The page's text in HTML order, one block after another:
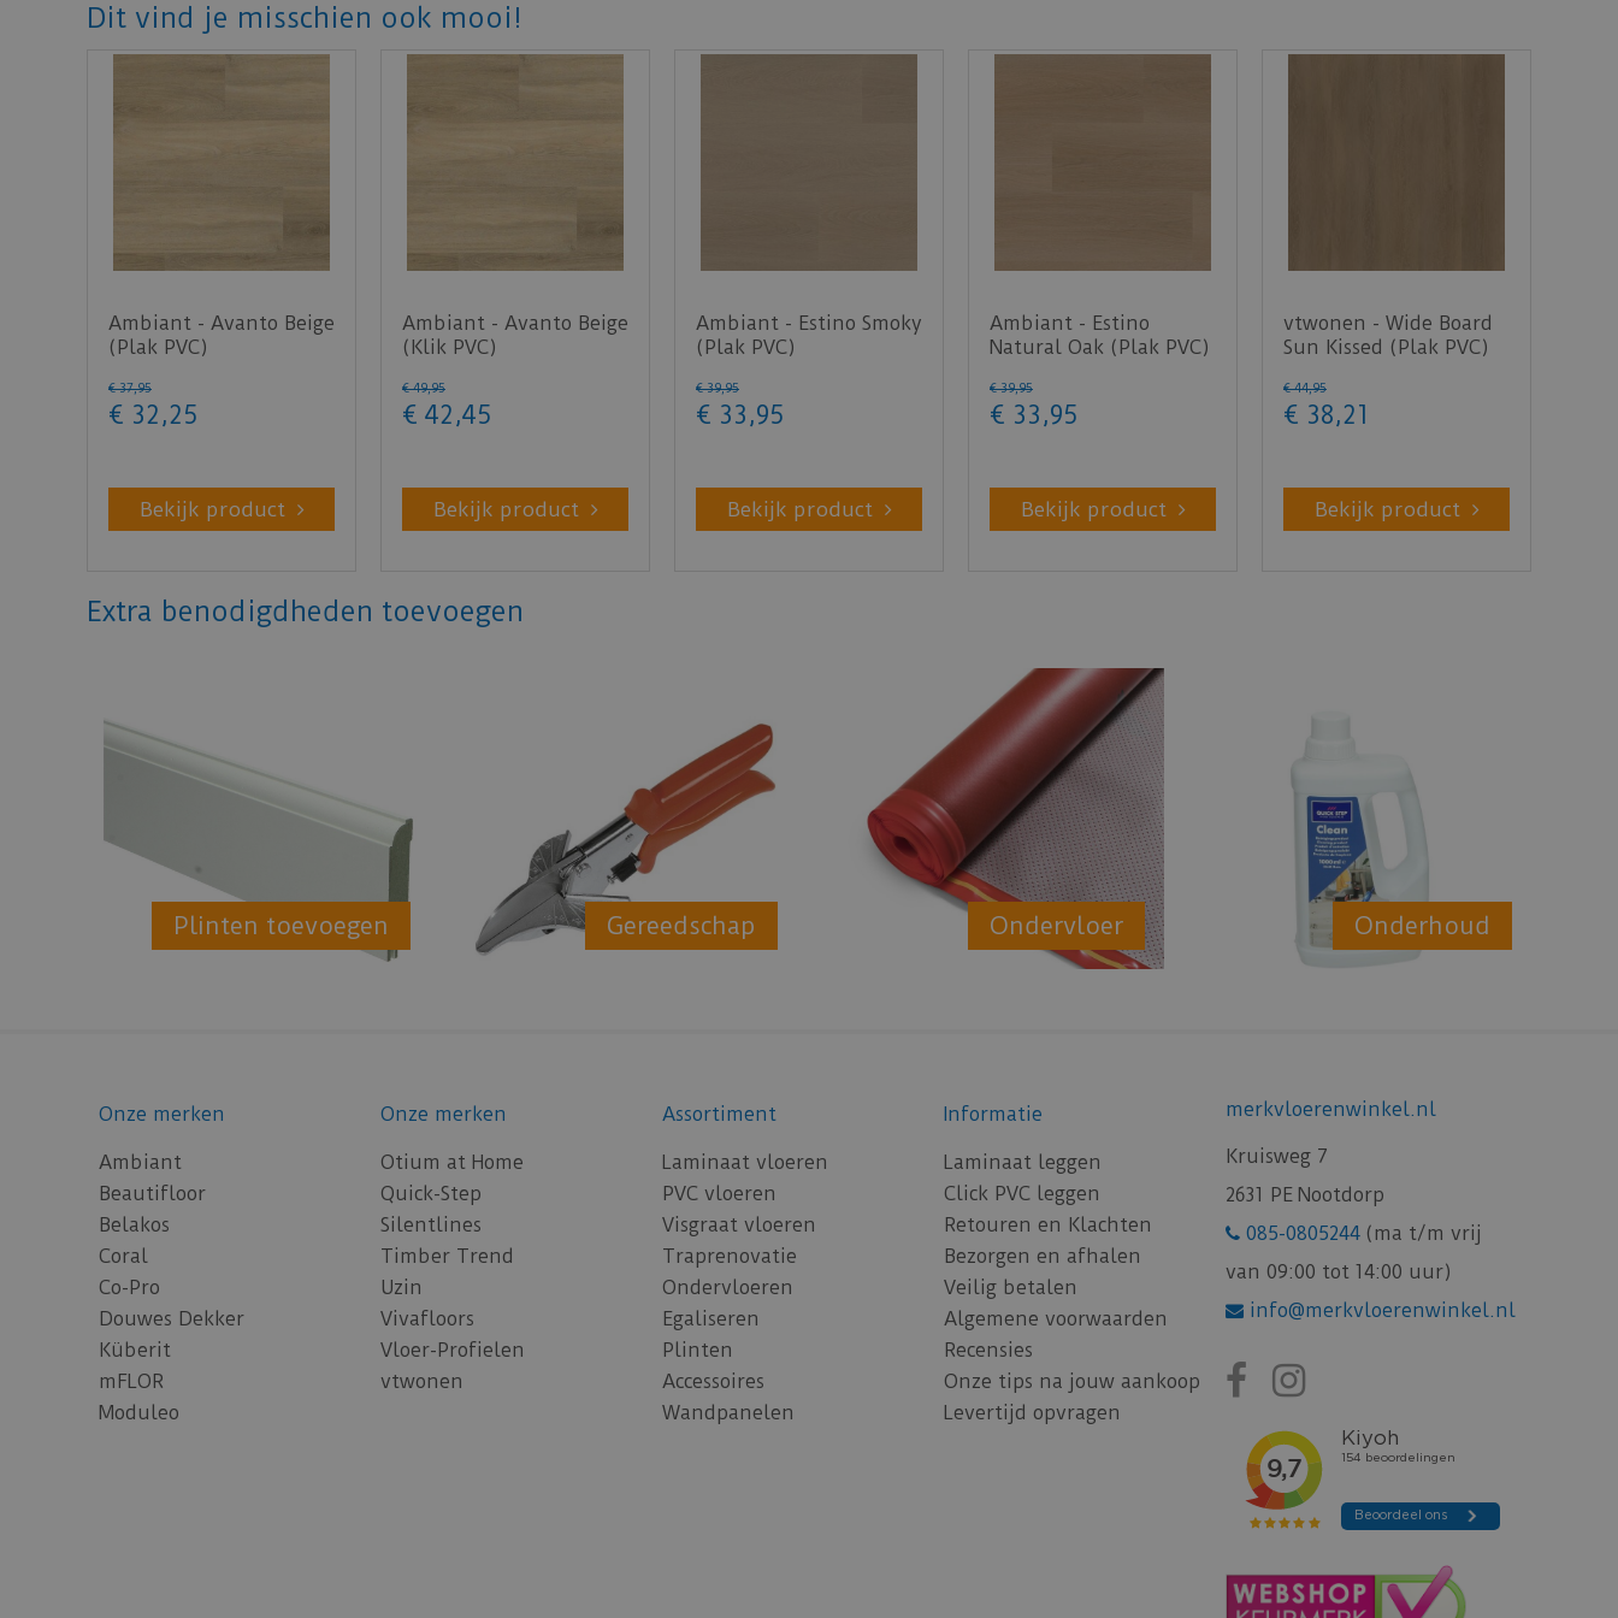
Dit vind je misschien ook mooi!
Ambiant - Avanto Beige
(Plak PVC)
€ 37,95
€ 32 ,25
Bekijk product
Ambiant - Avanto Beige
(Klik PVC)
€ 49,95
€ 42 ,45
Bekijk product
Ambiant - Estino Smoky
(Plak PVC)
€ 39,95
€ 33 ,95
Bekijk product
Ambiant - Estino
Natural Oak (Plak PVC)
€ 39,95
€ 33 ,95
Bekijk product
vtwonen - Wide Board
Sun Kissed (Plak PVC)
€ 44,95
€ 38,21
Bekijk product
Extra benodigdheden toevoegen
Plinten toevoegen Gereedschap Ondervloer Onderhoud
Onze merken
Ambiant
Beautifloor
Belakos
Coral
Co-Pro
Douwes Dekker
Küberit
mFLOR
Moduleo
Onze merken
Otium at Home
Quick-Step
Silentlines
Timber Trend
Uzin
Vivafloors
Vloer-Profielen
vtwonen
Assortiment
Laminaat vloeren
PVC vloeren
Visgraat vloeren
Traprenovatie
Ondervloeren
Egaliseren
Plinten
Accessoires
Wandpanelen
Informatie
Laminaat leggen
Click PVC leggen
Retouren en Klachten
Bezorgen en afhalen
Veilig betalen
Algemene voorwaarden
Recensies
Onze tips na jouw aankoop
Levertijd opvragen
merkvloerenwinkel.nl
Kruisweg 7
2631 PE Nootdorp
085-0805244 (ma t/m vrij
van 09:00 tot 14:00 uur)
info@merkvloerenwinkel.nl